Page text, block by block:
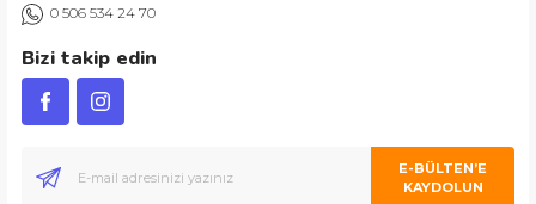
0 506 534 24 70
Bizi takip edin
E-BÜLTEN’E
KAYDOLUN